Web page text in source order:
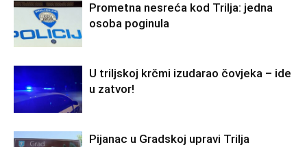
Prometna nesreća kod Trilja: jedna
osoba poginula
U triljskoj krčmi izudarao čovjeka – ide
u zatvor!
Pijanac u Gradskoj upravi Trilja